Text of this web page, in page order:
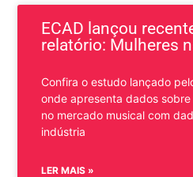
ECAD lançou
relatório: Mulheres
Confira o estudo lançado
onde apresenta dados
no mercado musical com
indústria
LER MAIS »